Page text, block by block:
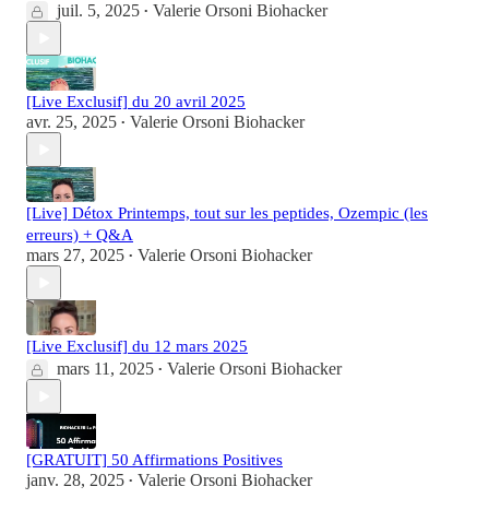
juil. 5, 2025 • Valerie Orsoni Biohacker
[Live Exclusif] du 20 avril 2025
avr. 25, 2025 • Valerie Orsoni Biohacker
[Live] Détox Printemps, tout sur les peptides, Ozempic (les
erreurs) + Q&A
mars 27, 2025 • Valerie Orsoni Biohacker
[Live Exclusif] du 12 mars 2025
mars 11, 2025 • Valerie Orsoni Biohacker
[GRATUIT] 50 Affirmations Positives
janv. 28, 2025 • Valerie Orsoni Biohacker